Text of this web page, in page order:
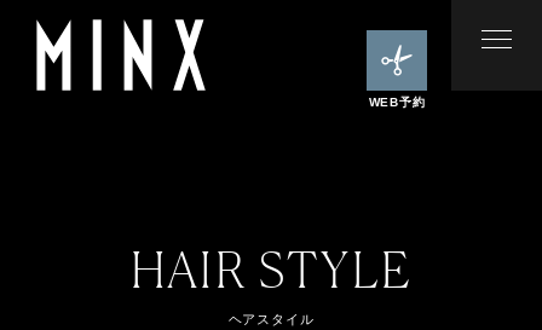
WEB予約
HAIR STYLE
ヘアスタイル